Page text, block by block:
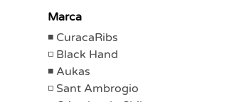
Marca
CuracaRibs
Black Hand
Aukas
Sant Ambrogio